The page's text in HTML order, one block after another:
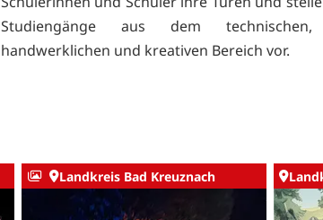
Studiengänge aus dem technischen,
handwerklichen und kreativen Bereich vor.
Landkreis Bad Kreuznach